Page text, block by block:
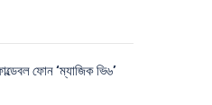
ফোন ‘ম্যাজিক ভি৬’